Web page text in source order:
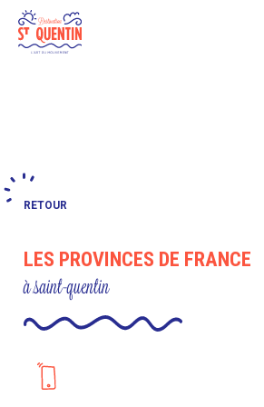
RETOUR
LES PROVINCES DE FRANCE
à saint-quentin
Panneau de gestion des cookies